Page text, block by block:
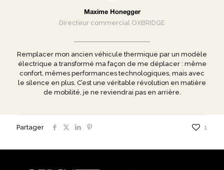
Maxime Honegger
Directeur commercial OXBRIDGE
Remplacer mon ancien véhicule thermique par un modèle
électrique a transformé ma façon de me déplacer : même
confort, mêmes performances technologiques, mais avec
le silence en plus. C’est une véritable révolution en matière
de mobilité, je ne reviendrai pas en arrière.
Partager 1